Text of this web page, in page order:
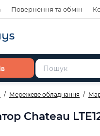
Повернення та обмін
Мережеве обладнання
Chateau